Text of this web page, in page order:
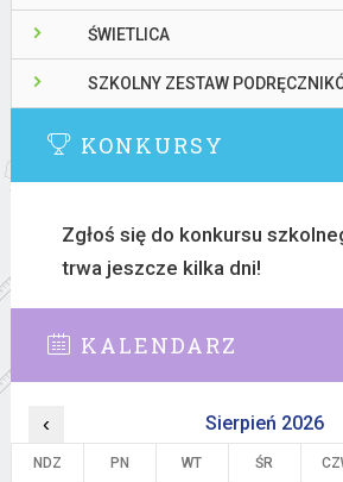
ŚWIETLICA
SZKOLNY ZESTAW
KONKURSY
Zgłoś się do konkursu
trwa jeszcze kilka dni!
KALENDARZ
‹ Sierpień 2026
NDZ PN WT ŚR